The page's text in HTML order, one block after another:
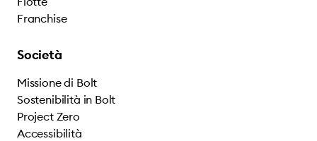
Franchise
Società
Missione di Bolt
Sostenibilità in Bolt
Project Zero
Accessibilità